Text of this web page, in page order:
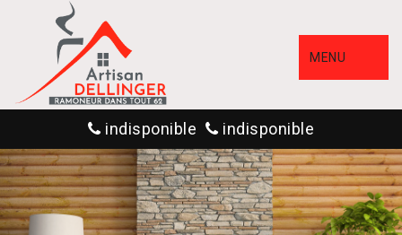
MENU
indisponible indisponible